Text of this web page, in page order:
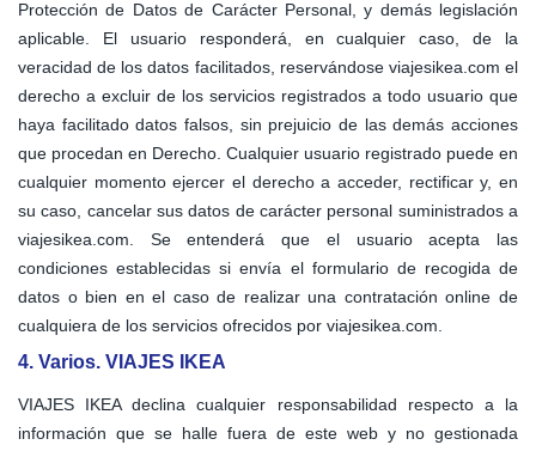
Protección de Datos de Carácter Personal, y demás legislación
aplicable. El usuario responderá, en cualquier caso, de la
veracidad de los datos facilitados, reservándose viajesikea.com el
derecho a excluir de los servicios registrados a todo usuario que
haya facilitado datos falsos, sin prejuicio de las demás acciones
que procedan en Derecho. Cualquier usuario registrado puede en
cualquier momento ejercer el derecho a acceder, rectificar y, en
su caso, cancelar sus datos de carácter personal suministrados a
viajesikea.com. Se entenderá que el usuario acepta las
condiciones establecidas si envía el formulario de recogida de
datos o bien en el caso de realizar una contratación online de
cualquiera de los servicios ofrecidos por viajesikea.com.
4. Varios. VIAJES IKEA
VIAJES IKEA declina cualquier responsabilidad respecto a la
información que se halle fuera de este web y no gestionada